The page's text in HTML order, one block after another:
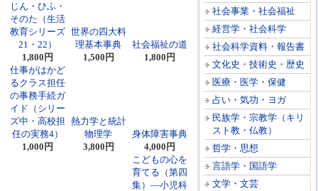
社会事業・社会福祉
経営学・社会科学
社会科学資料・報告書
文化史・技術史・歴史
医療・医学・保健
占い・気功・ヨガ
民族学・宗教学（キリ
スト教・仏教）
哲学・思想
言語学・国語学
文学・文芸
じん・ひふ・
そのた（生活
教育シリーズ
21・22）
1,800円
世界の四大料
理基本事典
1,500円
社会福祉の道
1,800円
仕事がはかど
るクラス担任
の事務手続ガ
イド（シリー
ズ中・高校担
任の実務4）
1,000円
熱力学と統計
物理学
3,800円
身体障害事典
4,000円
こどもの心を
育てる（第四
集）―小児科